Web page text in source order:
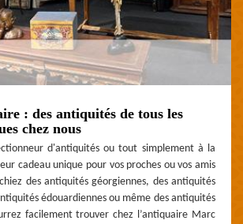
: des antiquités de tous les
chez nous
d'antiquités ou tout simplement à la
cadeau unique pour vos proches ou vos amis
des antiquités géorgiennes, des antiquités
édouardiennes ou même des antiquités
facilement trouver chez l’antiquaire Marc